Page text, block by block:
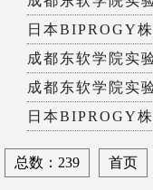
日本BIPROGY
成都东软学院实
成都东软学院实
日本BIPROGY
总数：239 首页